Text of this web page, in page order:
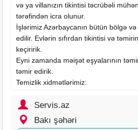
və ya villanızın tikintisi təcrübəli
tərəfindən icra olunur.
İşlərimiz Azərbaycanın bütün bölgə
edilir. Evlərin sıfırdan tikintisi və
keçiririk.
Eyni zamanda məişət eşyalarının
təmir edirik.
Temizlik xidmətlərimiz:
Ofislərin təmizlənməsi
Təmirdən sonra təmizlik
Otel və restoranların təmizliyi
Servis.az
Bakı şəhəri